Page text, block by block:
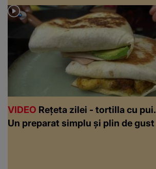
VIDEO Rețeta zilei - tortilla cu pui.
Un preparat simplu și plin de gust